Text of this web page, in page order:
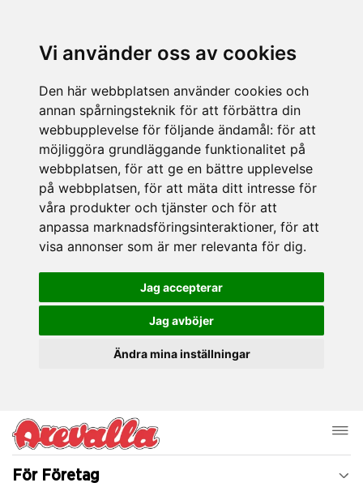
Vi använder oss av cookies
Den här webbplatsen använder cookies och
annan spårningsteknik för att förbättra din
webbupplevelse för följande ändamål: för att
möjliggöra grundläggande funktionalitet på
webbplatsen, för att ge en bättre upplevelse
på webbplatsen, för att mäta ditt intresse för
våra produkter och tjänster och för att
anpassa marknadsföringsinteraktioner, för att
visa annonser som är mer relevanta för dig.
Jag accepterar
Jag avböjer
Ändra mina inställningar
För Företag